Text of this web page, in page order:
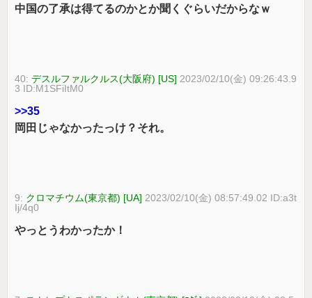
中国の了承は得てるのかとか聞くぐらいだからなｗ
40:デスルファルクルス(大阪府) [US] 2023/02/10(金) 09:26:43.9
3 ID:M1SFiItM0
>>35
岡田じゃなかったっけ？それ。
9: クロマチウム(東京都) [UA] 2023/02/10(金) 08:57:49.02 ID:a3t
Ij/4q0
やっとうわかったか！